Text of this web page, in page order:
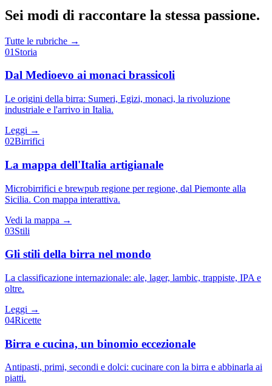
Sei modi di raccontare la stessa passione.
Tutte le rubriche →
01 Storia
Dal Medioevo ai monaci brassicoli
Le origini della birra: Sumeri, Egizi, monaci, la rivoluzione
industriale e l'arrivo in Italia.
Leggi →
02Birrifici
La mappa dell'Italia artigianale
Microbirrifici e brewpub regione per regione, dal Piemonte alla
Sicilia. Con mappa interattiva.
Vedi la mappa →
03Stili
Gli stili della birra nel mondo
La classificazione internazionale: ale, lager, lambic, trappiste, IPA e
oltre.
Leggi →
04Ricette
Birra e cucina, un binomio eccezionale
Antipasti, primi, secondi e dolci: cucinare con la birra e abbinarla ai
piatti.